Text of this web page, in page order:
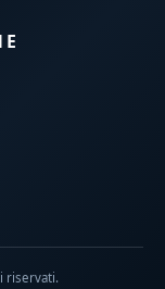
riservati.